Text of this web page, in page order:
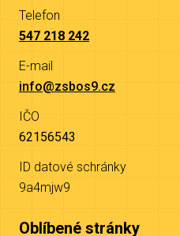
Telefon
547 218 242
E-mail
info@zsbos9.cz
IČO
62156543
ID datové schránky
9a4mjw9
Oblíbené stránky